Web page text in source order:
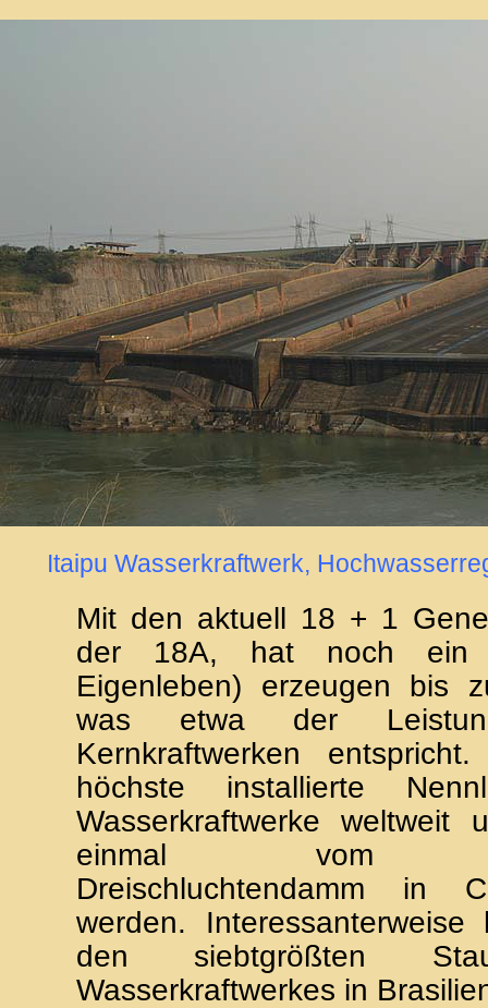
Itaipu Wasserkraftwerk,
Mit den aktuell 18 + 1
der 18A, hat noch ein
Eigenleben) erzeugen bis
was etwa der
Kernkraftwerken
höchste installierte
Wasserkraftwerke weltweit
einmal vom
Dreischluchtendamm in
werden.
den siebtgrößten
Wasserkraftwerkes in